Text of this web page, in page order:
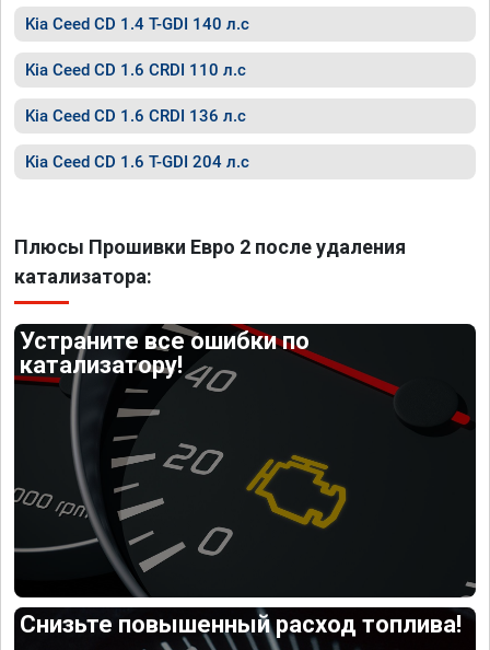
Kia Ceed CD 1.4 T-GDI 140 л.с
Kia Ceed CD 1.6 CRDI 110 л.с
Kia Ceed CD 1.6 CRDI 136 л.с
Kia Ceed CD 1.6 T-GDI 204 л.с
Плюсы Прошивки Евро 2 после удаления
катализатора:
Устраните все ошибки по
катализатору!
Снизьте повышенный расход топлива!